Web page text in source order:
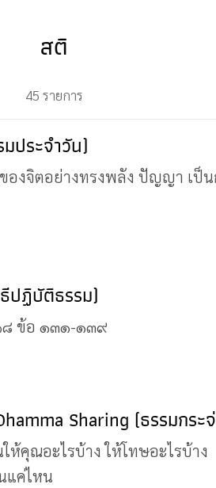
สติ
45 รายการ
ประจำวัน)
งจิตอย่างทรงพลัง ปัญญา เป็
ปฏิบัติธรรม)
๘ ข้อ ๑๓๑-๑๓๙
Sharing (ธรรมกระ
ห้คุณอะไรบ้าง ให้โทษอะไรบ้
แค่ไหน